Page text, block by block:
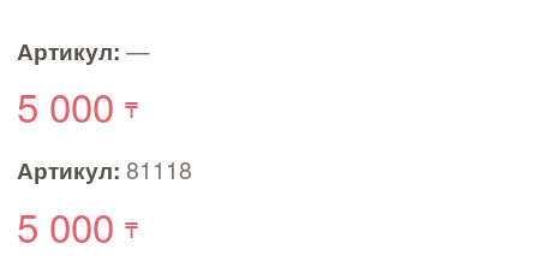
Артикул: —
5 000
Артикул: 81118
5 000